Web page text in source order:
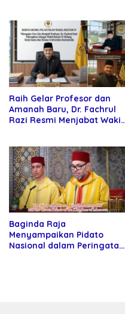
Raih Gelar Profesor dan
Amanah Baru, Dr. Fachrul
Razi Resmi Menjabat Wakil
Baginda Raja
Menyampaikan Pidato
Nasional dalam Peringatan